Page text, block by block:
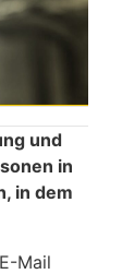
und
in
in dem
Mail